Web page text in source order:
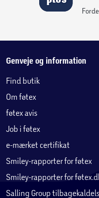
Genveje og information
Find butik
Om føtex
føtex avis
Job i føtex
e-mærket certifikat
Smiley-rapporter for føtex
Smiley-rapporter for
Salling Group